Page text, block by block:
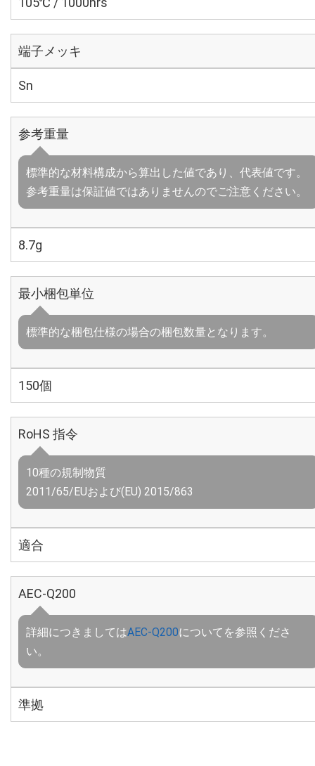
端子メッキ
Sn
参考重量
標準的な材料構成から算出した値であり、代表値です。
参考重量は保証値ではありませんのでご注意ください。
8.7g
最小梱包単位
標準的な梱包仕様の場合の梱包数量となります。
150個
RoHS 指令
10種の規制物質
2011/65/EUおよび(EU) 2015/863
適合
AEC-Q200
詳細につきましてはAEC-Q200についてを参照くださ
い。
準拠